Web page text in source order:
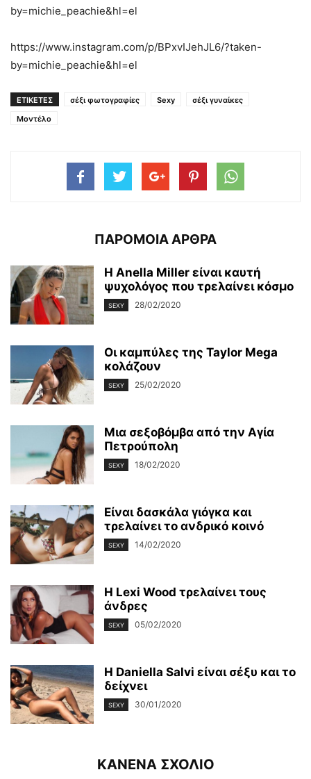
by=michie_peachie&hl=el
https://www.instagram.com/p/BPxvIJehJL6/?taken-
by=michie_peachie&hl=el
ΕΤΙΚΕΤΕΣ σέξι φωτογραφίες Sexy
σέξι γυναίκες
Μοντέλο
ΠΑΡΟΜΟΙΑ ΑΡΘΡΑ
Η Anella Miller είναι καυτή
ψυχολόγος που τρελαίνει κόσμο
SEXY 28/02/2020
Οι καμπύλες της Taylor Mega
κολάζουν
SEXY 25/02/2020
Μια σεξοβόμβα από την Αγία
Πετρούπολη
SEXY 18/02/2020
Είναι δασκάλα γιόγκα και
τρελαίνει το ανδρικό κοινό
SEXY 14/02/2020
Η Lexi Wood τρελαίνει τους
άνδρες
SEXY 05/02/2020
Η Daniella Salvi είναι σέξυ και το
δείχνει
SEXY 30/01/2020
ΚΑΝΕΝΑ ΣΧΟΛΙΟ